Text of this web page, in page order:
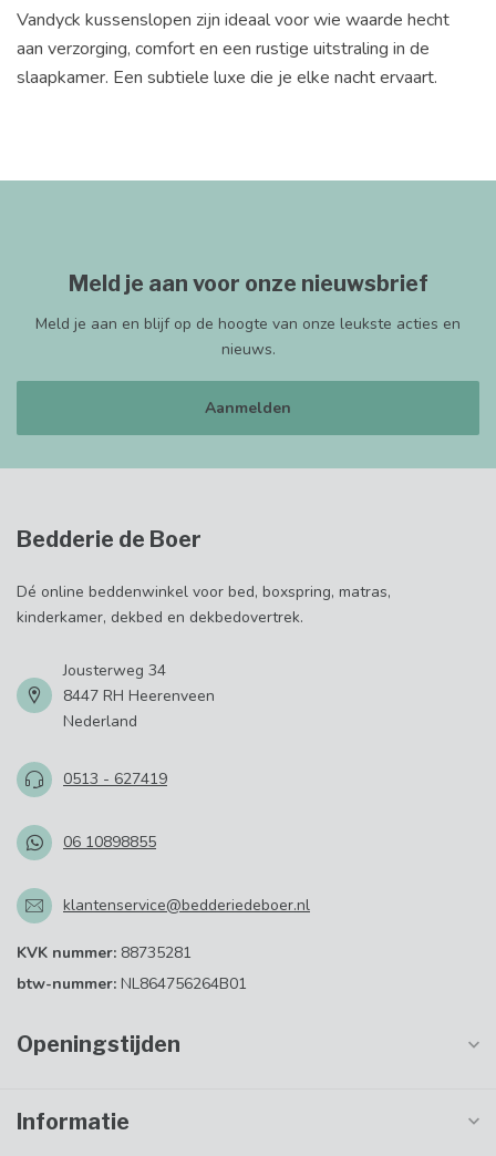
Vandyck kussenslopen zijn ideaal voor wie waarde hecht
aan verzorging, comfort en een rustige uitstraling in de
slaapkamer. Een subtiele luxe die je elke nacht ervaart.
Meld je aan voor onze nieuwsbrief
Meld je aan en blijf op de hoogte van onze leukste acties en
nieuws.
Aanmelden
Bedderie de Boer
Dé online beddenwinkel voor bed, boxspring, matras,
kinderkamer, dekbed en dekbedovertrek.
Jousterweg 34
8447 RH Heerenveen
Nederland
0513 - 627419
06 10898855
klantenservice@bedderiedeboer.nl
KVK nummer: 88735281
btw-nummer: NL864756264B01
Openingstijden
Informatie